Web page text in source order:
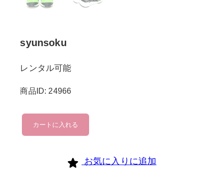
syunsoku
レンタル可能
商品ID: 24966
syunsoku
個
カートに入れる
お気に入りに追加